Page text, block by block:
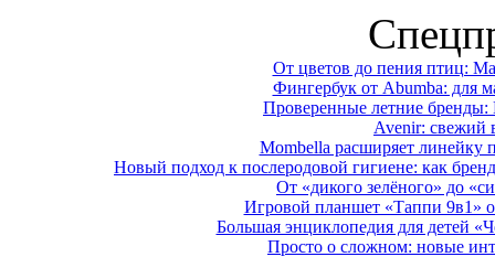
От цветов до пения птиц:
Фингербук от Abumba: для
Проверенные летние
Avenir: свежий
Mombella расширяет линейку
Новый подход к послеродовой гигиене: как
От «дикого зелёного» до
Игровой планшет «Таппи 9в1»
Большая энциклопедия для детей
Просто о сложном: новые